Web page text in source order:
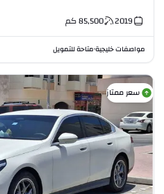
2019
85,500كم
مواصفات خليجية•متاحة للتمويل
سعر ممتاز